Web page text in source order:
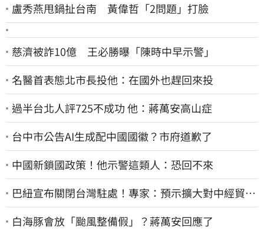
盧秀燕甩鍋扯台南 黃偉哲「2問題」打臉
慈濟被詐10億 王必勝曝「陳時中早示警」
名醫首表態北市長投他：在國外也趕回來投
過半台北人評725不成功 他：蔣萬安高山症
台中市公告AI生成配中國國徽？市府道歉了
中國新鎖國政策！他示警這類人：恐回不來
巴紐宣布關閉台灣駐處！專家：預示擴大對中經貿合
作
白海豚會放「颱風整備假」？蔣萬安回應了